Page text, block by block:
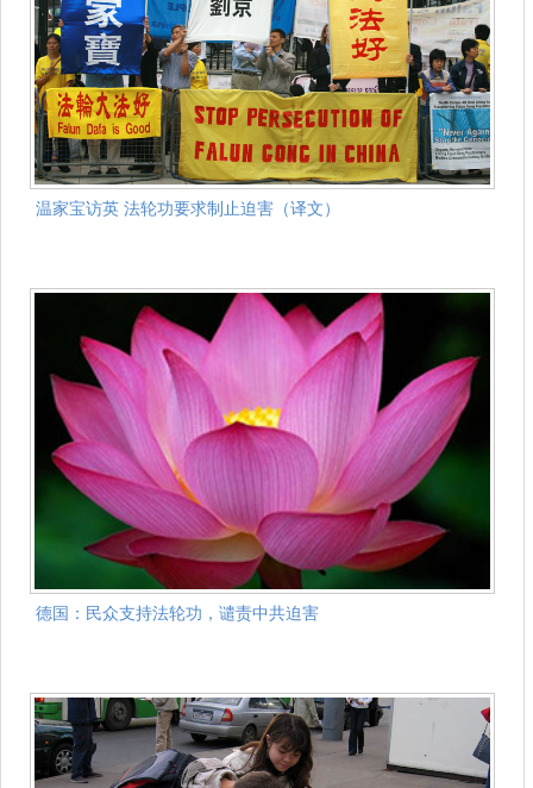
温家宝访英 法轮功要求制止迫害（译文）
德国：民众支持法轮功，谴责中共迫害